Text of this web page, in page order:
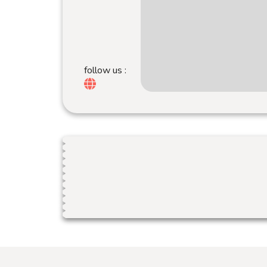
follow us :